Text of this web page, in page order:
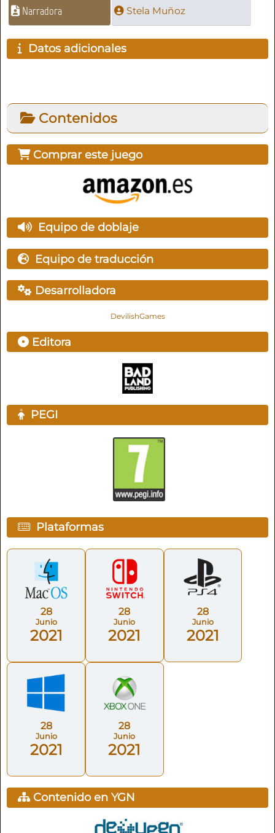
Narradora Stela Muñoz
Datos adicionales
Contenidos
Comprar este juego
Equipo de doblaje
Equipo de traducción
Desarrolladora
DevilishGames
Editora
PEGI
Plataformas
28
Junio
2021
28
Junio
2021
28
Junio
2021
28
Junio
2021
28
Junio
2021
Contenido en YGN